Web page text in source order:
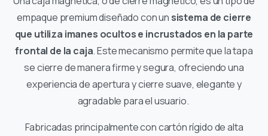
empaque premium diseñado con un sistema de cierre
que utiliza imanes ocultos e incrustados en la parte
frontal de la caja. Este mecanismo permite que la tapa
se cierre de manera firme y segura, ofreciendo una
experiencia de apertura y cierre suave, elegante y
agradable para el usuario.
Fabricadas principalmente con cartón rígido de alta